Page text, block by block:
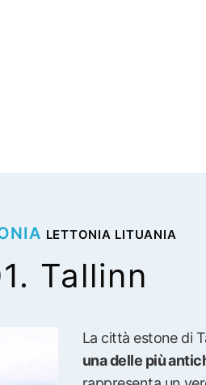
LETTONIA LITUANIA
Tallinn
La città estone di
una delle più